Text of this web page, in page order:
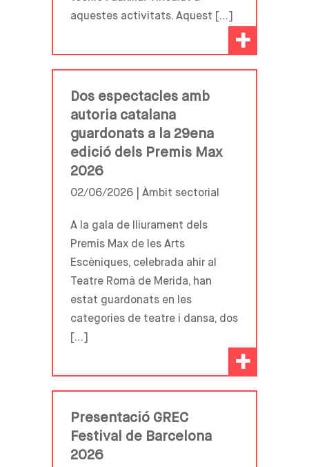
aquestes activitats. Aquest […]
+
Dos espectacles amb
autoria catalana
guardonats a la 29ena
edició dels Premis Max
2026
02/06/2026 | Àmbit sectorial
A la gala de lliurament dels
Premis Max de les Arts
Escèniques, celebrada ahir al
Teatre Romà de Merida, han
estat guardonats en les
categories de teatre i dansa, dos
[…]
+
Presentació GREC
Festival de Barcelona
2026